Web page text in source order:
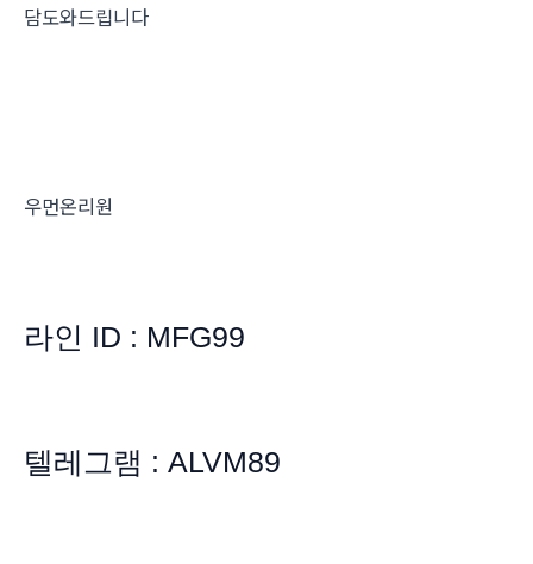
담도와드립니다
우먼온리원
라인 ID : MFG99
텔레그램 : ALVM89